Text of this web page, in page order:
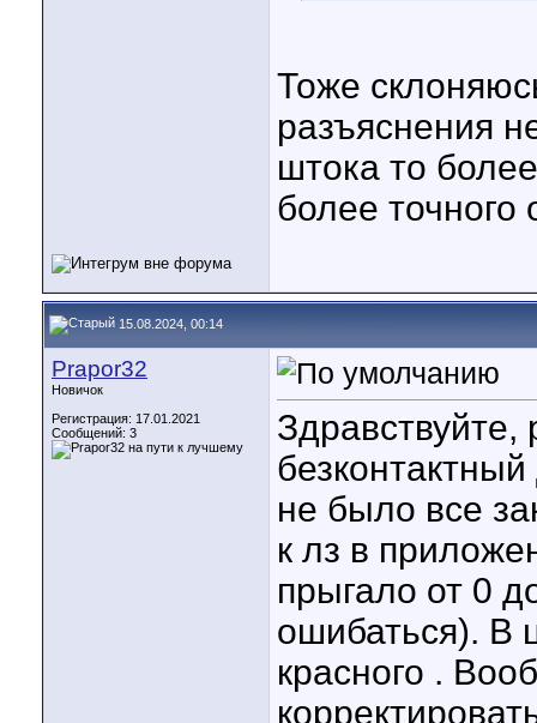
Тоже
разъяснения
штока то
более
15.08.2024, 00:14
Prapor32
Новичок
Регистрация: 17.01.2021
Сообщений: 3
не было все
к лз в
прыгало от 0
ошибаться). В
красного .